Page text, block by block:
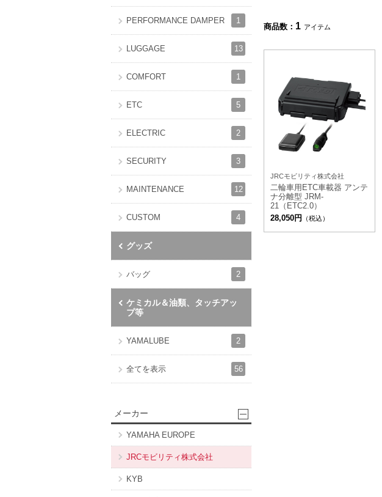
商品数： 1 アイテム
JRCモビリティ株式会社
二輪車用ETC車載器 アンテ
ナ分離型 JRM-
21（ETC2.0）
28,050円
（税込）
PERFORMANCE DAMPER 1
LUGGAGE 13
COMFORT 1
ETC 5
ELECTRIC 2
SECURITY 3
MAINTENANCE 12
CUSTOM 4
グッズ
バッグ 2
ケミカル＆油類、タッチアッ
プ等
YAMALUBE 2
全てを表示 56
メーカー
YAMAHA EUROPE
JRCモビリティ株式会社
KYB